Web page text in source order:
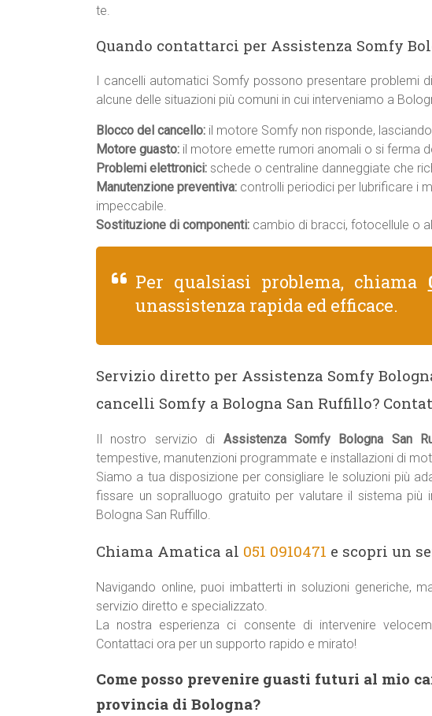
te.
Quando contattarci per Assistenza Somfy
I cancelli automatici Somfy possono presentare problemi
alcune delle situazioni più comuni in cui interveniamo a
Blocco del cancello: il motore Somfy non risponde,
Motore guasto: il motore emette rumori anomali o si ferma
Problemi elettronici: schede o centraline danneggiate che
Manutenzione preventiva: controlli periodici per lubrificare i
impeccabile.
Sostituzione di componenti: cambio di bracci, fotocellule o
Per qualsiasi problema, chiama
unassistenza rapida ed efficace.
Servizio diretto per Assistenza Somfy
cancelli Somfy a Bologna San Ruffillo?
Il nostro servizio di Assistenza Somfy Bologna San
tempestive, manutenzioni programmate e installazioni di
Siamo a tua disposizione per consigliare le soluzioni più
fissare un sopralluogo gratuito per valutare il sistema
Bologna San Ruffillo.
Chiama Amatica al 051 0910471 e scopri un
Navigando online, puoi imbatterti in soluzioni generiche,
servizio diretto e specializzato.
La nostra esperienza ci consente di intervenire
Contattaci ora per un supporto rapido e mirato!
Come posso prevenire guasti futuri al mio
provincia di Bologna?